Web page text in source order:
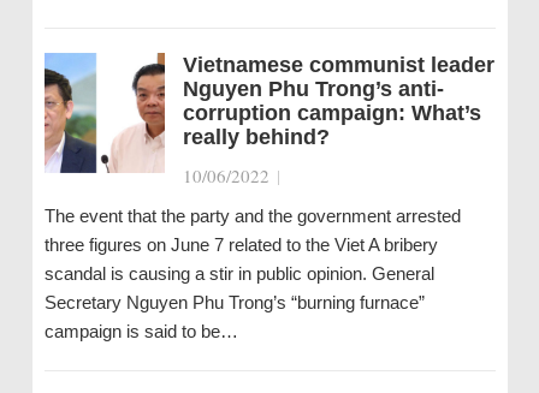
Vietnamese communist leader
Nguyen Phu Trong’s anti-
corruption campaign: What’s
really behind?
10/06/2022 |
The event that the party and the government arrested
three figures on June 7 related to the Viet A bribery
scandal is causing a stir in public opinion. General
Secretary Nguyen Phu Trong’s “burning furnace”
campaign is said to be…